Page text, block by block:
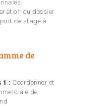
du dossier
de stage à
de
1 : Coordonner et
de